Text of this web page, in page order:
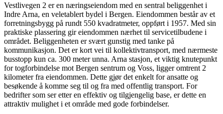
Vestlivegen 2 er en næringseiendom med en sentral beliggenhet i
Indre Arna, en veletablert bydel i Bergen. Eiendommen består av et
forretningsbygg på rundt 550 kvadratmeter, oppført i 1957. Med sin
praktiske plassering gir eiendommen nærhet til servicetilbudene i
området. Beliggenheten er svært gunstig med tanke på
kommunikasjon. Det er kort vei til kollektivtransport, med nærmeste
busstopp kun ca. 300 meter unna. Arna stasjon, et viktig knutepunkt
for togforbindelse mot Bergen sentrum og Voss, ligger omtrent 2
kilometer fra eiendommen. Dette gjør det enkelt for ansatte og
besøkende å komme seg til og fra med offentlig transport. For
bedrifter som ser etter en effektiv og tilgjengelig base, er dette en
attraktiv mulighet i et område med gode forbindelser.